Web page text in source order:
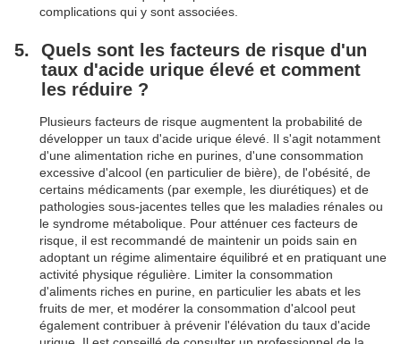
complications qui y sont associées.
Quels sont les facteurs de risque d'un
taux d'acide urique élevé et comment
les réduire ?
Plusieurs facteurs de risque augmentent la probabilité de
développer un taux d'acide urique élevé. Il s'agit notamment
d'une alimentation riche en purines, d'une consommation
excessive d'alcool (en particulier de bière), de l'obésité, de
certains médicaments (par exemple, les diurétiques) et de
pathologies sous-jacentes telles que les maladies rénales ou
le syndrome métabolique. Pour atténuer ces facteurs de
risque, il est recommandé de maintenir un poids sain en
adoptant un régime alimentaire équilibré et en pratiquant une
activité physique régulière. Limiter la consommation
d'aliments riches en purine, en particulier les abats et les
fruits de mer, et modérer la consommation d'alcool peut
également contribuer à prévenir l'élévation du taux d'acide